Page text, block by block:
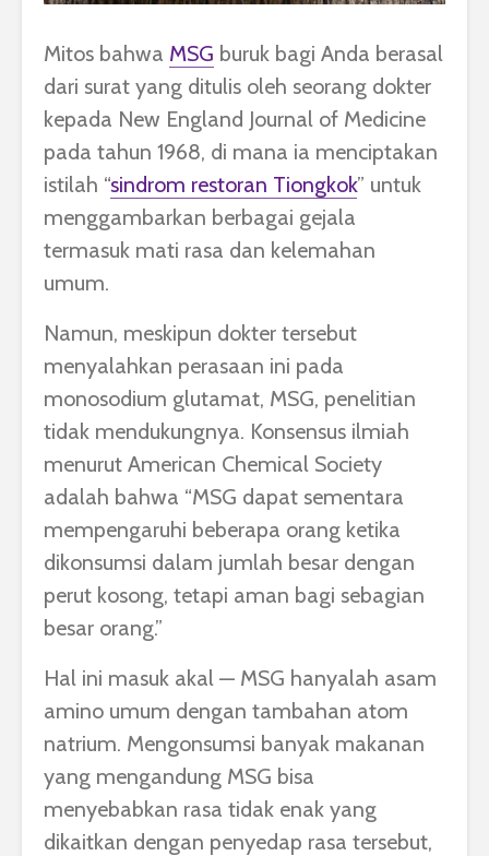
Mitos bahwa MSG buruk bagi Anda berasal
dari surat yang ditulis oleh seorang dokter
kepada New England Journal of Medicine
pada tahun 1968, di mana ia menciptakan
istilah “sindrom restoran Tiongkok” untuk
menggambarkan berbagai gejala
termasuk mati rasa dan kelemahan
umum.
Namun, meskipun dokter tersebut
menyalahkan perasaan ini pada
monosodium glutamat, MSG, penelitian
tidak mendukungnya. Konsensus ilmiah
menurut American Chemical Society
adalah bahwa “MSG dapat sementara
mempengaruhi beberapa orang ketika
dikonsumsi dalam jumlah besar dengan
perut kosong, tetapi aman bagi sebagian
besar orang.”
Hal ini masuk akal — MSG hanyalah asam
amino umum dengan tambahan atom
natrium. Mengonsumsi banyak makanan
yang mengandung MSG bisa
menyebabkan rasa tidak enak yang
dikaitkan dengan penyedap rasa tersebut,